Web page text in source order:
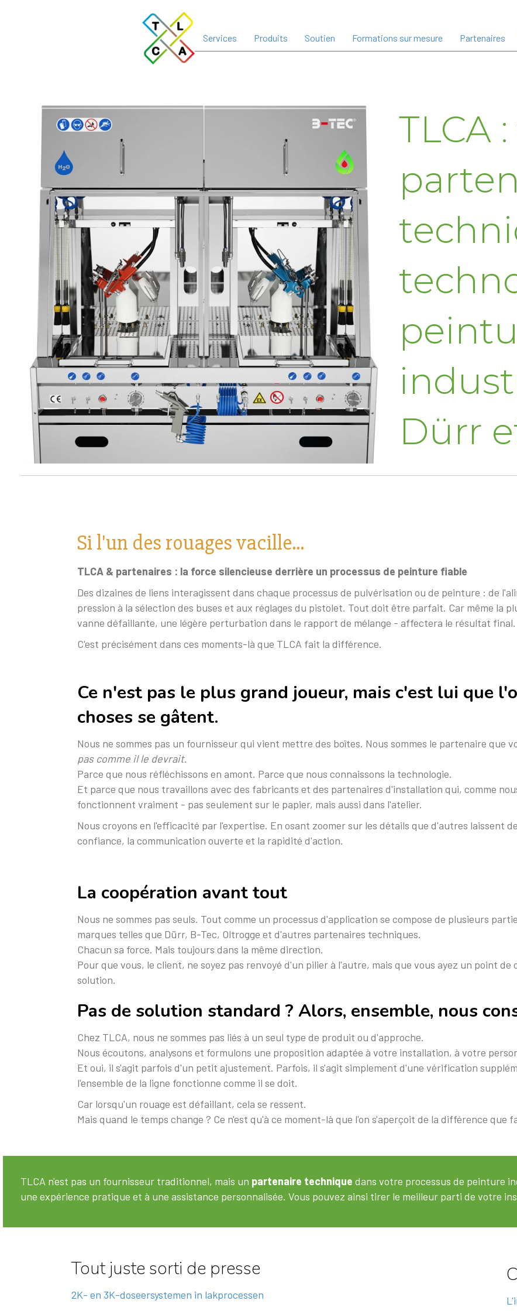
Services Produits Soutien Formations sur mesure Partenaires
TLCA
Dürr
Si l'un des rouages vacille...
TLCA & partenaires : la force silencieuse derrière un processus de peinture fiable
Des dizaines de liens interagissent dans chaque processus de pulvérisation ou de peinture : de
pression à la sélection des buses et aux réglages du pistolet. Tout doit être parfait. Car même la
vanne défaillante, une légère perturbation dans le rapport de mélange - affectera le résultat final.
C'est précisément dans ces moments-là que TLCA fait la différence.
Ce n'est pas le plus grand joueur, mais c'est lui que
choses se gâtent.
Nous ne sommes pas un fournisseur qui vient mettre des boîtes. Nous sommes le partenaire que
pas comme il le devrait.
Parce que nous réfléchissons en amont. Parce que nous connaissons la technologie.
Et parce que nous travaillons avec des fabricants et des partenaires d'installation qui, comme
fonctionnent vraiment - pas seulement sur le papier, mais aussi dans l'atelier.
Nous croyons en l'efficacité par l'expertise. En osant zoomer sur les détails que d'autres laissent
confiance, la communication ouverte et la rapidité d'action.
La coopération avant tout
Nous ne sommes pas seuls. Tout comme un processus d'application se compose de plusieurs
marques telles que Dürr, B-Tec, Oltrogge et d'autres partenaires techniques.
Chacun sa force. Mais toujours dans la même direction.
Pour que vous, le client, ne soyez pas renvoyé d'un pilier à l'autre, mais que vous ayez un point
solution.
Pas de solution standard ? Alors, ensemble, nous
Chez TLCA, nous ne sommes pas liés à un seul type de produit ou d'approche.
Nous écoutons, analysons et formulons une proposition adaptée à votre installation, à votre
Et oui, il s'agit parfois d'un petit ajustement. Parfois, il s'agit simplement d'une vérification
l'ensemble de la ligne fonctionne comme il se doit.
Car lorsqu'un rouage est défaillant, cela se ressent.
Mais quand le temps change ? Ce n'est qu'à ce moment-là que l'on s'aperçoit de la différence que
TLCA n'est pas un fournisseur traditionnel, mais un partenaire technique dans votre processus de peinture
une expérience pratique et à une assistance personnalisée. Vous pouvez ainsi tirer le meilleur parti de votre
Tout juste sorti de presse
2K- en 3K-doseersystemen in lakprocessen